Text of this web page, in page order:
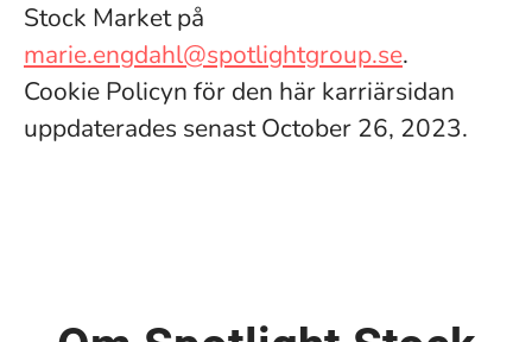
Stock Market på
marie.engdahl@spotlightgroup.se.
Cookie Policyn för den här karriärsidan
uppdaterades senast October 26, 2023.